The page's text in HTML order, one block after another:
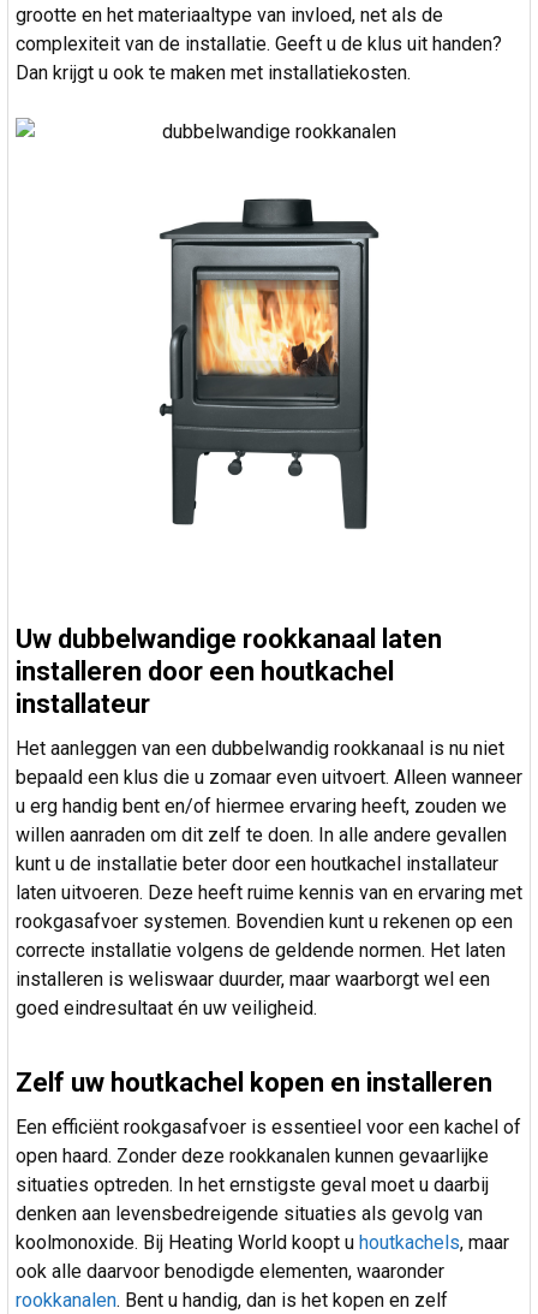
grootte en het materiaaltype van invloed, net als de
complexiteit van de installatie. Geeft u de klus uit handen?
Dan krijgt u ook te maken met installatiekosten.
Uw dubbelwandige rookkanaal laten
installeren door een houtkachel
installateur
Het aanleggen van een dubbelwandig rookkanaal is nu niet
bepaald een klus die u zomaar even uitvoert. Alleen wanneer
u erg handig bent en/of hiermee ervaring heeft, zouden we
willen aanraden om dit zelf te doen. In alle andere gevallen
kunt u de installatie beter door een houtkachel installateur
laten uitvoeren. Deze heeft ruime kennis van en ervaring met
rookgasafvoer systemen. Bovendien kunt u rekenen op een
correcte installatie volgens de geldende normen. Het laten
installeren is weliswaar duurder, maar waarborgt wel een
goed eindresultaat én uw veiligheid.
Zelf uw houtkachel kopen en installeren
Een efficiënt rookgasafvoer is essentieel voor een kachel of
open haard. Zonder deze rookkanalen kunnen gevaarlijke
situaties optreden. In het ernstigste geval moet u daarbij
denken aan levensbedreigende situaties als gevolg van
koolmonoxide. Bij Heating World koopt u houtkachels, maar
ook alle daarvoor benodigde elementen, waaronder
rookkanalen. Bent u handig, dan is het kopen en zelf